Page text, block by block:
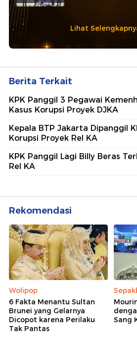
Lihat
Berita Terkait
KPK Panggil 3 Pegawai
Kasus Korupsi Proyek DJKA
Kepala BTP Jakarta Dipanggil
Korupsi Proyek Rel KA
KPK Panggil Lagi Billy Beras
Rel KA
Rekomendasi
Wolipop
6 Fakta Menantu Sultan
Brunei yang Gelarnya
Dicopot karena Perilaku
Tak Pantas
Sang